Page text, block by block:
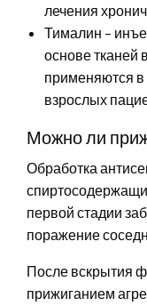
лечения
Тималин –
основе тканей
применяются в
взрослых
Можно ли
Обработка
первой стадии
поражение
После вскрытия
прижиганием